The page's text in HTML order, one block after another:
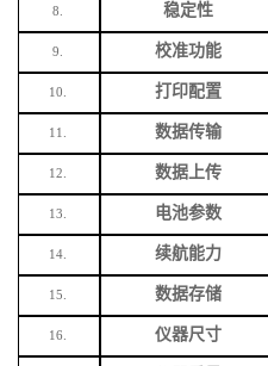
8. 稳定性
9. 校准功能
10. 打印配置
11. 数据传输
12. 数据上传
13. 电池参数
14. 续航能力
15. 数据存储
16. 仪器尺寸